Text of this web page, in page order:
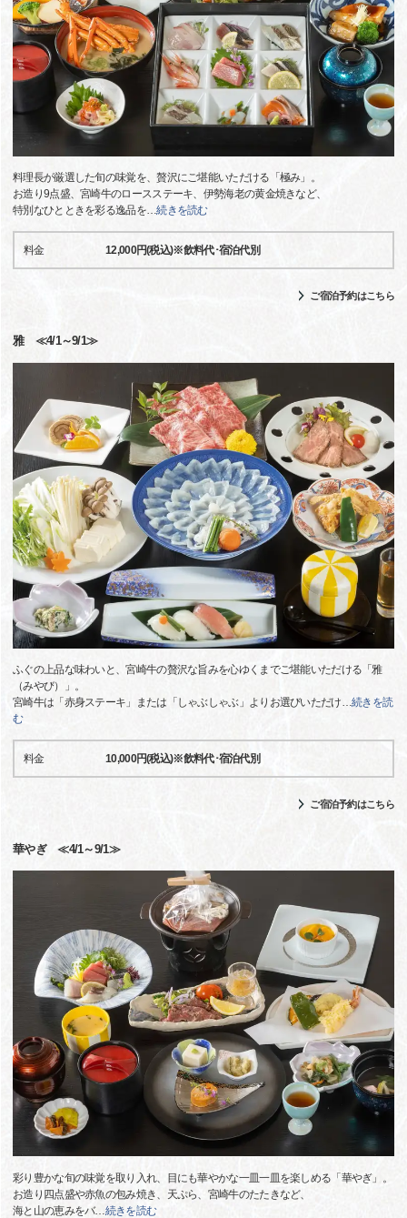
料理長が厳選した旬の味覚を、贅沢にご堪能いただける「極み」。
お造り9点盛、宮崎牛のロースステーキ、伊勢海老の黄金焼きなど、
特別なひとときを彩る逸品を…続きを読む
料金 12,000円(税込)※飲料代･宿泊代別
ご宿泊予約はこちら
雅 ≪4/1～9/1≫
ふぐの上品な味わいと、宮崎牛の贅沢な旨みを心ゆくまでご堪能いただける「雅
（みやび）」。
宮崎牛は「赤身ステーキ」または「しゃぶしゃぶ」よりお選びいただけ…続きを読
む
料金 10,000円(税込)※飲料代･宿泊代別
ご宿泊予約はこちら
華やぎ ≪4/1～9/1≫
彩り豊かな旬の味覚を取り入れ、目にも華やかな一皿一皿を楽しめる「華やぎ」。
お造り四点盛や赤魚の包み焼き、天ぷら、宮崎牛のたたきなど、
海と山の恵みをバ…続きを読む